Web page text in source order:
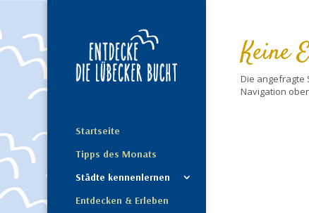
Startseite
Tipps des Monats
Städte kennenlernen
Entdecken & Erleben
Keine
Die angefragte
Navigation